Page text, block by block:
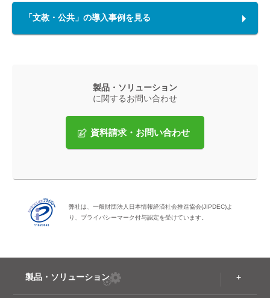
「文教・公共」の導入事例を見る
製品・ソリューション
に関するお問い合わせ
資料請求・お問い合わせ
弊社は、一般財団法人日本情報経済社会推進協会(JIPDEC)よ
り、プライバシーマーク付与認定を受けています。
製品・ソリューション